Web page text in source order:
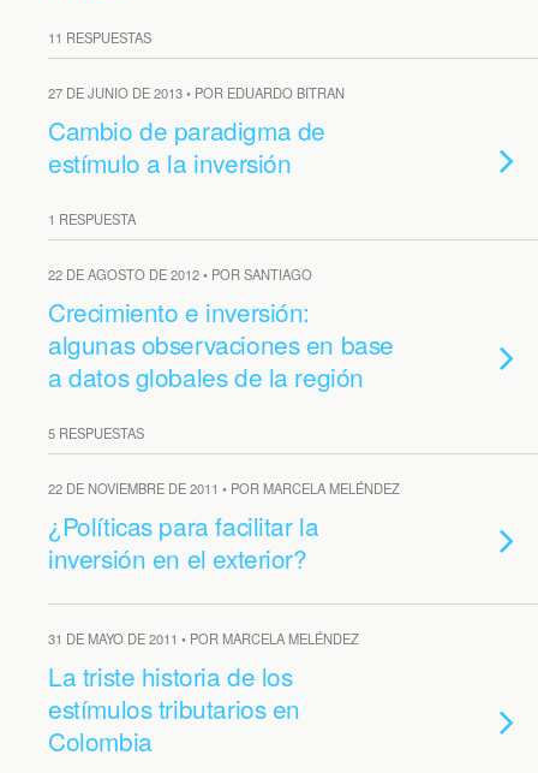
11 RESPUESTAS
27 DE JUNIO DE 2013 • POR EDUARDO BITRAN
Cambio de paradigma de
estímulo a la inversión
1 RESPUESTA
22 DE AGOSTO DE 2012 • POR SANTIAGO
Crecimiento e inversión:
algunas observaciones en base
a datos globales de la región
5 RESPUESTAS
22 DE NOVIEMBRE DE 2011 • POR MARCELA MELÉNDEZ
¿Políticas para facilitar la
inversión en el exterior?
31 DE MAYO DE 2011 • POR MARCELA MELÉNDEZ
La triste historia de los
estímulos tributarios en
Colombia